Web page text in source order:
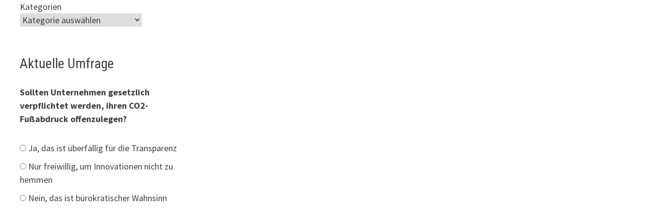
Kategorien
Aktuelle Umfrage
Sollten Unternehmen gesetzlich
verpflichtet werden, ihren CO2-
Fußabdruck offenzulegen?
Ja, das ist überfällig für die Transparenz
Nur freiwillig, um Innovationen nicht zu
hemmen
Nein, das ist bürokratischer Wahnsinn